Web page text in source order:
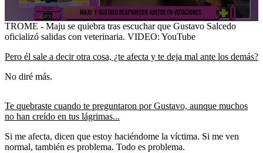
0
seconds
1
minute,
15
seconds
TROME - Maju se quiebra tras escuchar que Gustavo Salcedo
oficializó salidas con veterinaria. VIDEO: YouTube
Pero él sale a decir otra cosa, ¿te afecta y te deja mal ante los demás?
No diré más.
Te quebraste cuando te preguntaron por Gustavo, aunque muchos
no han creído en tus lágrimas...
Si me afecta, dicen que estoy haciéndome la víctima. Si me ven
normal, también es problema. Todo es problema.